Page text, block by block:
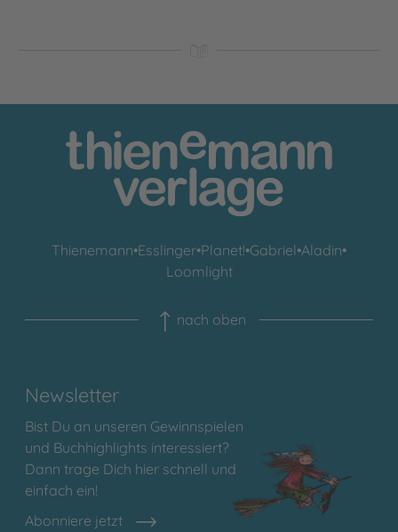
Thienemann•Esslinger•Planet!•Gabriel•Aladin•
Loomlight
nach oben
Newsletter
Bist Du an unseren Gewinnspielen
und Buchhighlights interessiert?
Dann trage Dich hier schnell und
einfach ein!
Abonniere jetzt